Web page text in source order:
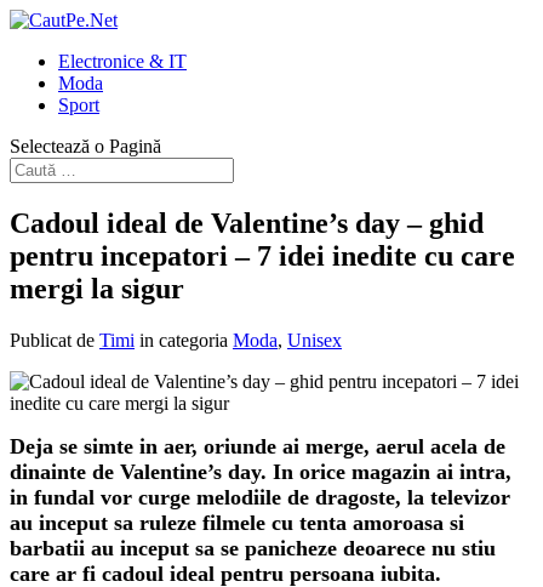
Electronice & IT
Moda
Sport
Selectează o Pagină
Cadoul ideal de Valentine’s day – ghid
pentru incepatori – 7 idei inedite cu care
mergi la sigur
Publicat de Timi in categoria Moda, Unisex
Deja se simte in aer, oriunde ai merge, aerul acela de
dinainte de Valentine’s day. In orice magazin ai intra,
in fundal vor curge melodiile de dragoste, la televizor
au inceput sa ruleze filmele cu tenta amoroasa si
barbatii au inceput sa se panicheze deoarece nu stiu
care ar fi cadoul ideal pentru persoana iubita.